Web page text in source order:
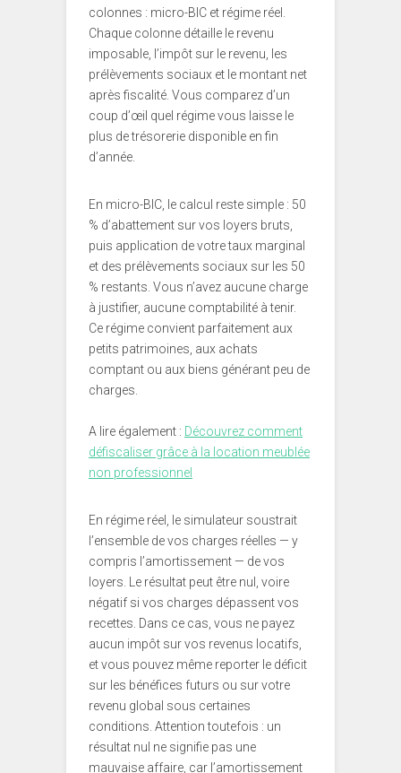
colonnes : micro-BIC et régime réel.
Chaque colonne détaille le revenu
imposable, l’impôt sur le revenu, les
prélèvements sociaux et le montant net
après fiscalité. Vous comparez d’un
coup d’œil quel régime vous laisse le
plus de trésorerie disponible en fin
d’année.
En micro-BIC, le calcul reste simple : 50
% d’abattement sur vos loyers bruts,
puis application de votre taux marginal
et des prélèvements sociaux sur les 50
% restants. Vous n’avez aucune charge
à justifier, aucune comptabilité à tenir.
Ce régime convient parfaitement aux
petits patrimoines, aux achats
comptant ou aux biens générant peu de
charges.
A lire également : Découvrez comment
défiscaliser grâce à la location meublée
non professionnel
En régime réel, le simulateur soustrait
l’ensemble de vos charges réelles — y
compris l’amortissement — de vos
loyers. Le résultat peut être nul, voire
négatif si vos charges dépassent vos
recettes. Dans ce cas, vous ne payez
aucun impôt sur vos revenus locatifs,
et vous pouvez même reporter le déficit
sur les bénéfices futurs ou sur votre
revenu global sous certaines
conditions. Attention toutefois : un
résultat nul ne signifie pas une
mauvaise affaire, car l’amortissement